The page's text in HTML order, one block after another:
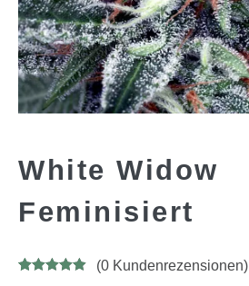
White Widow
Feminisiert
(0Kundenrezensionen)